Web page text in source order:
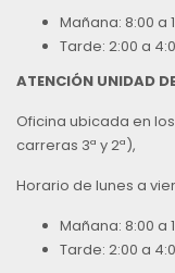
Mañana: 8:00 a
Tarde: 2:00 a
ATENCIÓN UNIDAD
Oficina ubicada en
carreras 3ª y 2ª),
Horario de lunes a
Mañana: 8:00 a
Tarde: 2:00 a